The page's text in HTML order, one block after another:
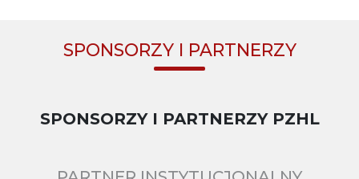
SPONSORZY I PARTNERZY
SPONSORZY I PARTNERZY PZHL